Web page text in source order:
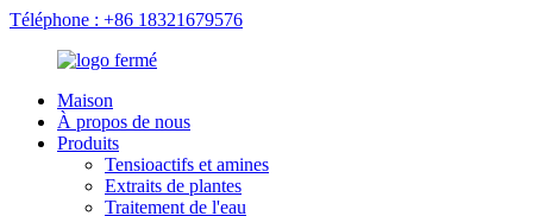
Téléphone : +86 18321679576
Maison
À propos de nous
Produits
Tensioactifs et amines
Extraits de plantes
Traitement de l'eau